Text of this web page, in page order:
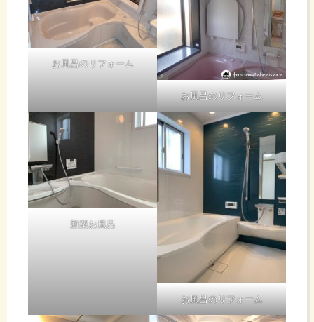
お風呂のリフォーム
お風呂のリフォーム
新築お風呂
お風呂のリフォーム